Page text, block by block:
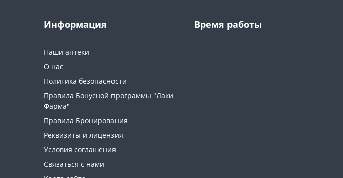
Информация
Наши аптеки
О нас
Политика безопасности
Правила Бонусной программы "Лаки
Фарма"
Правила Бронирования
Реквизиты и лицензия
Условия соглашения
Связаться с нами
Время работы